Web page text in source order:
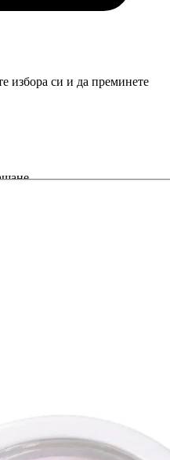
избора си и да преминете